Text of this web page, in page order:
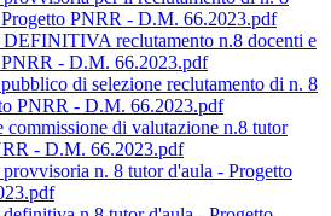
PNRR - D.M. 66.2023.pdf
DEFINITIVA reclutamento n.8 docenti e
- D.M. 66.2023.pdf
di selezione reclutamento di n. 8
PNRR - D.M. 66.2023.pdf
commissione di valutazione n.8 tutor
- D.M. 66.2023.pdf
n. 8 tutor d'aula - Progetto